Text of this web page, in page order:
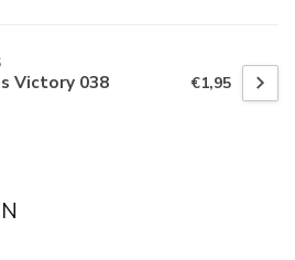
Victory 038 €1,95